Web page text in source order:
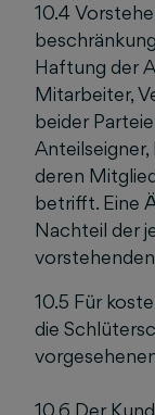
10.4
Haftung der
Mitarbeiter,
beider
deren
betrifft. Eine
Nachteil der
10.5 Für
die
10.6 Der